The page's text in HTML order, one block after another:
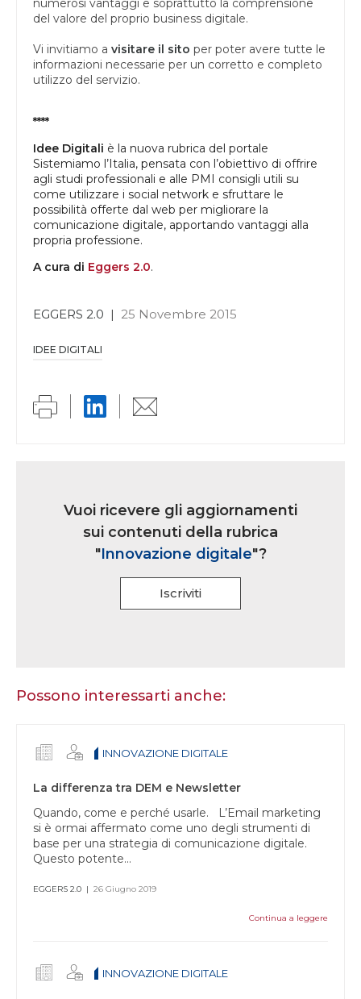
numerosi vantaggi e soprattutto la comprensione
del valore del proprio business digitale.
Vi invitiamo a visitare il sito per poter avere tutte le
informazioni necessarie per un corretto e completo
utilizzo del servizio.
****
Idee Digitali è la nuova rubrica del portale
Sistemiamo l’Italia, pensata con l’obiettivo di offrire
agli studi professionali e alle PMI consigli utili su
come utilizzare i social network e sfruttare le
possibilità offerte dal web per migliorare la
comunicazione digitale, apportando vantaggi alla
propria professione.
A cura di Eggers 2.0.
EGGERS 2.0 | 25 Novembre 2015
IDEE DIGITALI
iscrizioneVuoi ricevere gli aggiornamenti
sui contenuti della rubrica
"Innovazione digitale"?
Iscriviti
essere
questo
campo
Possono interessarti anche:
INNOVAZIONE DIGITALE
La differenza tra DEM e Newsletter
Quando, come e perché usarle. L’Email marketing
si è ormai affermato come uno degli strumenti di
base per una strategia di comunicazione digitale.
Questo potente...
EGGERS 2.0 | 26 Giugno 2019
Continua a leggere
INNOVAZIONE DIGITALE